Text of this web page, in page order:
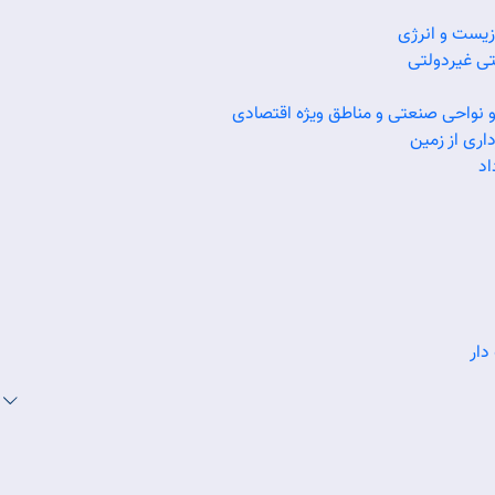
و انرژی
غیردولتی
نواحی صنعتی و مناطق ویژه اقتصادی
از زمین